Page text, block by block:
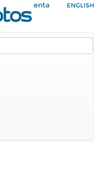
Mi Cuenta ENGLISH